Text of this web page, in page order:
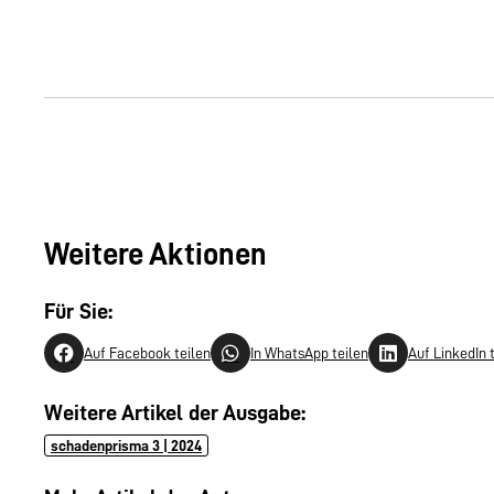
Weitere Aktionen
Für Sie:
Auf Facebook teilen In WhatsApp teilen Auf LinkedIn
Weitere Artikel der Ausgabe:
schadenprisma 3 | 2024